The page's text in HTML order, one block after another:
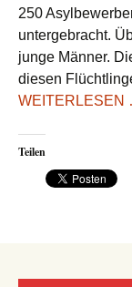
250
untergebracht.
junge Männer.
diesen
WEITERLESEN
Teilen